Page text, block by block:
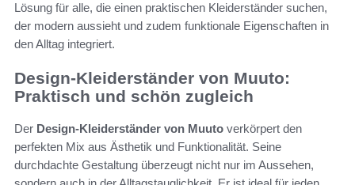
Lösung für alle, die einen praktischen Kleiderständer suchen,
der modern aussieht und zudem funktionale Eigenschaften in
den Alltag integriert.
Design-Kleiderständer von Muuto:
Praktisch und schön zugleich
Der Design-Kleiderständer von Muuto verkörpert den
perfekten Mix aus Ästhetik und Funktionalität. Seine
durchdachte Gestaltung überzeugt nicht nur im Aussehen,